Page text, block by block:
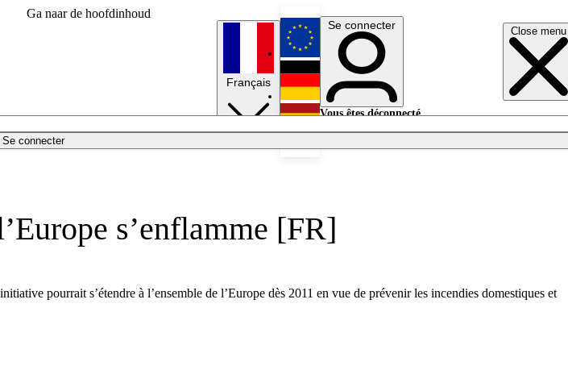
Ga naar de hoofdinhoud
Close menu
Se connecter
Français
English
Deutsch
Se connecter
Vous êtes déconnecté.
s’enflamme [FR]
pourrait s’étendre à l’ensemble de l’Europe dès 2011 en vue de prévenir les incendies domestiques et